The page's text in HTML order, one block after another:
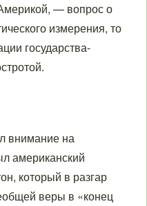
— вопрос о
измерения, то
государства-
внимание на
американский
который в разгар
веры в «конец